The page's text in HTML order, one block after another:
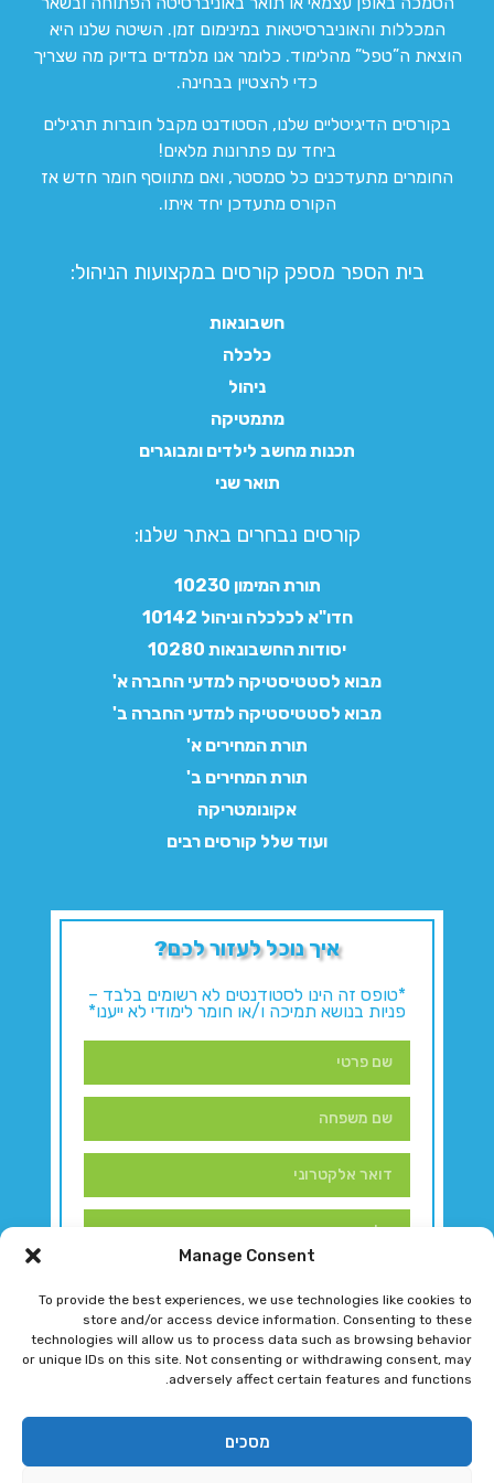
Manage Consent
To provide the best experiences, we use technologies like cookies to
store and/or access device information. Consenting to these
technologies will allow us to process data such as browsing behavior
or unique IDs on this site. Not consenting or withdrawing consent, may
adversely affect certain features and functions.
מסכים
המכללות והאוניברסיטאות במינימום זמן. השיטה שלנו היא
הוצאת ה”טפל” מהלימוד. כלומר אנו מלמדים בדיוק מה שצריך
כדי להצטיין בבחינה.
בקורסים הדיגיטליים שלנו, הסטודנט מקבל חוברות תרגילים
ביחד עם פתרונות מלאים!
החומרים מתעדכנים כל סמסטר, ואם מתווסף חומר חדש אז
הקורס מתעדכן יחד איתו.
בית הספר מספק קורסים במקצועות הניהול:
חשבונאות
כלכלה
ניהול
מתמטיקה
תכנות מחשב לילדים ומבוגרים
תואר שני
קורסים נבחרים באתר שלנו:​
תורת המימון 10230
חדו"א לכלכלה וניהול 10142
יסודות החשבונאות 10280
מבוא לסטטיסטיקה למדעי החברה א'
מבוא לסטטיסטיקה למדעי החברה ב'
תורת המחירים א'
תורת המחירים ב'
אקונומטריקה
ועוד שלל קורסים רבים
איך נוכל לעזור לכם?
*טופס זה הינו לסטודנטים לא רשומים בלבד –
פניות בנושא תמיכה ו/או חומר לימודי לא ייענו*